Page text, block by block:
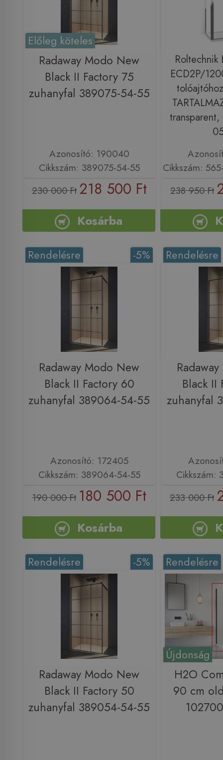
Előleg köteles
Radaway Modo New
Black II Factory 75
zuhanyfal 389075-54-55
Azonosító: 190040
Cikkszám: 389075-54-55
230 000 Ft 218 500 Ft
Kosárba
Roltechnik
ECD2P/
Cikkszám:
238 950 Ft
-5%
Rendelésre
Radaway Modo New
Black II Factory 60
zuhanyfal 389064-54-55
Azonosító: 172405
Cikkszám: 389064-54-55
190 000 Ft 180 500 Ft
Kosárba
Rendelésre
Black II
zuhanyfal
Cikkszám:
233 000 Ft
-5%
Rendelésre
Radaway Modo New
Black II Factory 50
zuhanyfal 389054-54-55
Újdonság
Rendelésre
H2O
90 cm